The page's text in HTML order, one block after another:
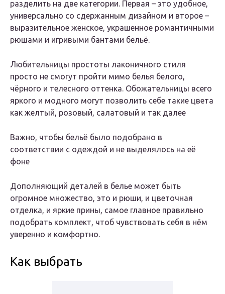
разделить на две категории. Первая – это удобное,
универсально со сдержанным дизайном и второе –
выразительное женское, украшенное романтичными
рюшами и игривыми бантами бельё.
Любительницы простоты лаконичного стиля
просто не смогут пройти мимо белья белого,
чёрного и телесного оттенка. Обожательницы всего
яркого и модного могут позволить себе такие цвета
как желтый, розовый, салатовый и так далее
Важно, чтобы бельё было подобрано в
соответствии с одеждой и не выделялось на её
фоне
Дополняющий деталей в белье может быть
огромное множество, это и рюши, и цветочная
отделка, и яркие прины, самое главное правильно
подобрать комплект, чтоб чувствовать себя в нём
уверенно и комфортно.
Как выбрать